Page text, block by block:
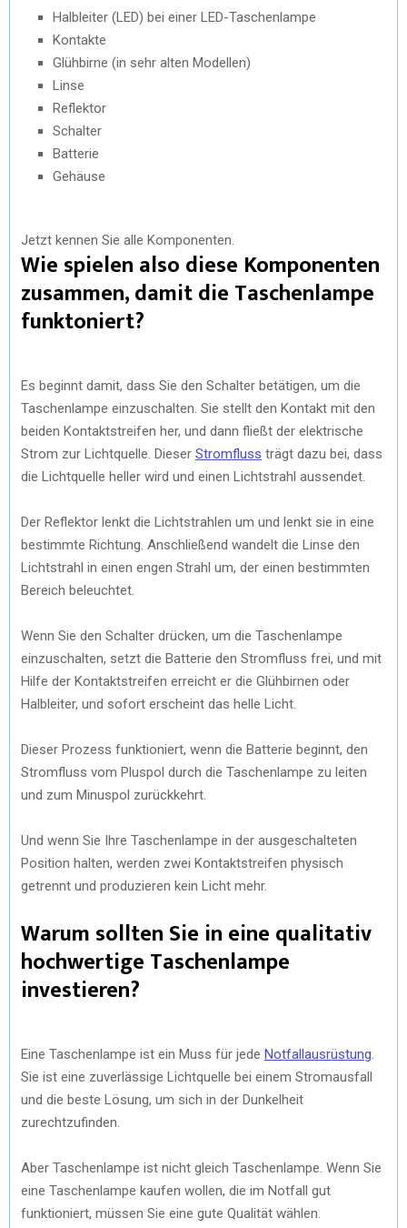
Halbleiter (LED) bei einer LED-Taschenlampe
Kontakte
Glühbirne (in sehr alten Modellen)
Linse
Reflektor
Schalter
Batterie
Gehäuse
Jetzt kennen Sie alle Komponenten.
Wie spielen also diese Komponenten
zusammen, damit die Taschenlampe
funktoniert?
Es beginnt damit, dass Sie den Schalter betätigen, um die
Taschenlampe einzuschalten. Sie stellt den Kontakt mit den
beiden Kontaktstreifen her, und dann fließt der elektrische
Strom zur Lichtquelle. Dieser Stromfluss trägt dazu bei, dass
die Lichtquelle heller wird und einen Lichtstrahl aussendet.
Der Reflektor lenkt die Lichtstrahlen um und lenkt sie in eine
bestimmte Richtung. Anschließend wandelt die Linse den
Lichtstrahl in einen engen Strahl um, der einen bestimmten
Bereich beleuchtet.
Wenn Sie den Schalter drücken, um die Taschenlampe
einzuschalten, setzt die Batterie den Stromfluss frei, und mit
Hilfe der Kontaktstreifen erreicht er die Glühbirnen oder
Halbleiter, und sofort erscheint das helle Licht.
Dieser Prozess funktioniert, wenn die Batterie beginnt, den
Stromfluss vom Pluspol durch die Taschenlampe zu leiten
und zum Minuspol zurückkehrt.
Und wenn Sie Ihre Taschenlampe in der ausgeschalteten
Position halten, werden zwei Kontaktstreifen physisch
getrennt und produzieren kein Licht mehr.
Warum sollten Sie in eine qualitativ
hochwertige Taschenlampe
investieren?
Eine Taschenlampe ist ein Muss für jede Notfallausrüstung
Sie ist eine zuverlässige Lichtquelle bei einem Stromausfall
und die beste Lösung, um sich in der Dunkelheit
zurechtzufinden.
Aber Taschenlampe ist nicht gleich Taschenlampe. Wenn Sie
eine Taschenlampe kaufen wollen, die im Notfall gut
funktioniert, müssen Sie eine gute Qualität wählen.